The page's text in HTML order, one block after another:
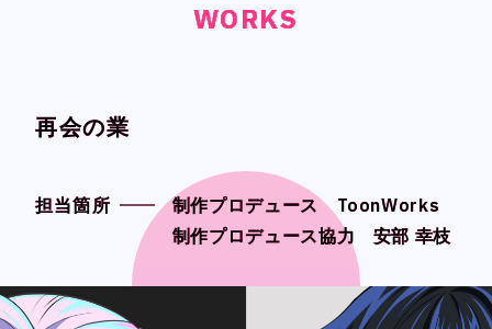
WORKS
再会の業
担当箇所
制作プロデュース ToonWorks
制作プロデュース協力 安部 幸枝
WORKS
WORKS
NEWS
WORKS
MEMBER
RECRUIT
NEWS
WORKS
MEMBER
RECRUIT
WORKS
再会の業
担当箇所
制作プロデュース ToonWorks
制作プロデュース協力 安部 幸枝